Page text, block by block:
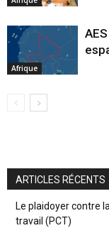
Afrique
ARTICLES RÉCENTS
Le plaidoyer contre
travail (PCT)